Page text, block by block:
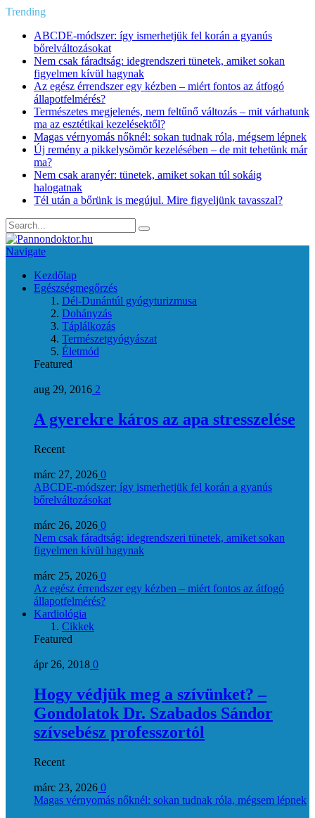
Trending
ABCDE‑módszer: így ismerhetjük fel korán a gyanús
bőrelváltozásokat
Nem csak fáradtság: idegrendszeri tünetek, amiket sokan
figyelmen kívül hagynak
Az egész érrendszer egy kézben – miért fontos az átfogó
állapotfelmérés?
Természetes megjelenés, nem feltűnő változás – mit várhatunk
ma az esztétikai kezelésektől?
Magas vérnyomás nőknél: sokan tudnak róla, mégsem lépnek
Új remény a pikkelysömör kezelésében – de mit tehetünk már
ma?
Nem csak aranyér: tünetek, amiket sokan túl sokáig
halogatnak
Tél után a bőrünk is megújul. Mire figyeljünk tavasszal?
Navigate
Kezdőlap
Egészségmegőrzés
Dél-Dunántúl gyógyturizmusa
Dohányzás
Táplálkozás
Természetgyógyászat
Életmód
Featured
aug 29, 2016 2
A gyerekre káros az apa stresszelése
Recent
márc 27, 2026 0
ABCDE‑módszer: így ismerhetjük fel korán a gyanús
bőrelváltozásokat
márc 26, 2026 0
Nem csak fáradtság: idegrendszeri tünetek, amiket sokan
figyelmen kívül hagynak
márc 25, 2026 0
Az egész érrendszer egy kézben – miért fontos az átfogó
állapotfelmérés?
Kardiológia
Cikkek
Featured
ápr 26, 2018 0
Hogy védjük meg a szívünket? –
Gondolatok Dr. Szabados Sándor
szívsebész professzortól
Recent
márc 23, 2026 0
Magas vérnyomás nőknél: sokan tudnak róla, mégsem lépnek